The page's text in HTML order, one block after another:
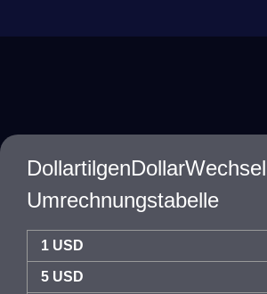
Umrechnungstabelle
1 USD
5 USD